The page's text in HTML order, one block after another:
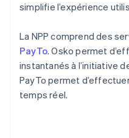
simplifie l’expérience
La NPP comprend des
PayTo. Osko permet
instantanés à l’initiative
PayTo permet
temps réel.